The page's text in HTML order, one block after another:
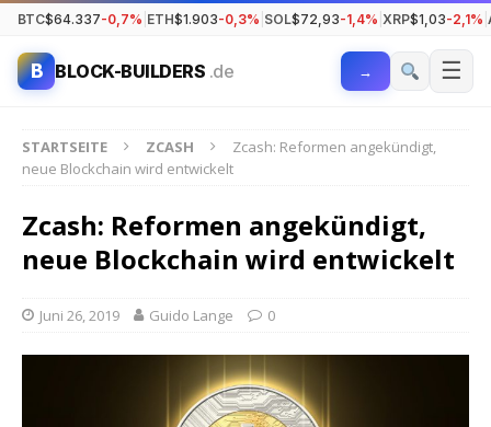
BTC$64.337-0,7% ETH$1.903-0,3% SOL$72,93-1,4% XRP$1,03-2,1%
B BLOCK-BUILDERS .de → ☰
STARTSEITE ZCASH
Zcash: Reformen angekündigt,
neue Blockchain wird entwickelt
Zcash: Reformen angekündigt,
neue Blockchain wird entwickelt
Juni 26, 2019 Guido Lange 0